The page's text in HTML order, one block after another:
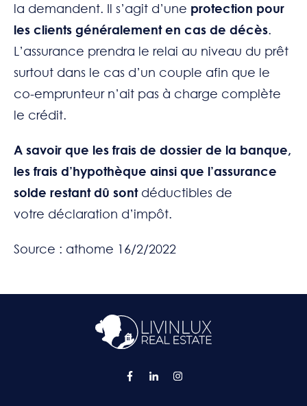
la demandent. Il s’agit d’une protection pour
les clients généralement en cas de décès.
L’assurance prendra le relai au niveau du prêt
surtout dans le cas d’un couple afin que le
co-emprunteur n’ait pas à charge complète
le crédit.
A savoir que les frais de dossier de la banque,
les frais d’hypothèque ainsi que l’assurance
solde restant dû sont déductibles de
votre déclaration d’impôt.
Source : athome 16/2/2022